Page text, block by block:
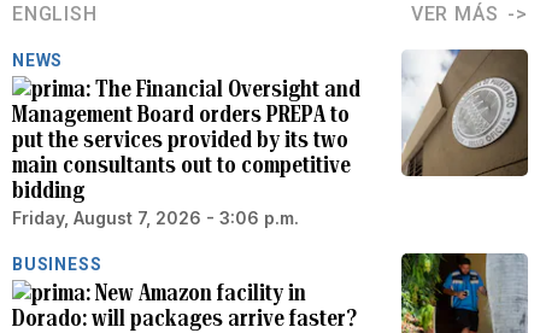
ENGLISH VER MÁS
NEWS
The Financial Oversight and
Management Board orders PREPA to
put the services provided by its two
main consultants out to competitive
bidding
Friday, August 7, 2026 - 3:06 p.m.
BUSINESS
New Amazon facility in
Dorado: will packages arrive faster?